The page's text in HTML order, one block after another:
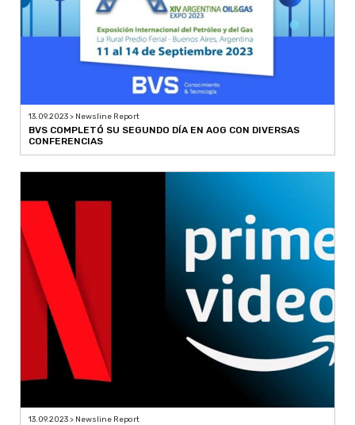
13.09.2023 > Newsline Report
BVS COMPLETÓ SU SEGUNDO DÍA EN AOG CON DIVERSAS
CONFERENCIAS
13.09.2023 > Newsline Report